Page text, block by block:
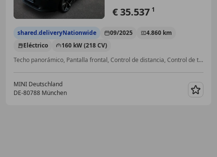
€ 35.537 1
shared.deliveryNationwide 09/2025
4.860 km
Eléctrico
160 kW (218 CV)
Techo panorámico, Pantalla frontal, Control de distancia, Control de tracción, Volante calefactable, Isofix, Sistema de lavado de faros, Libro de mantenimiento
MINI Deutschland
DE-80788 München